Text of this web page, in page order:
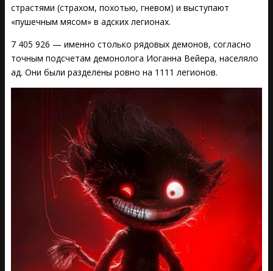
страстями (страхом, похотью, гневом) и выступают
«пушечным мясом» в адских легионах.
7 405 926 — именно столько рядовых демонов, согласно
точным подсчетам демонолога Иоганна Вейера, населяло
ад. Они были разделены ровно на 1111 легионов.